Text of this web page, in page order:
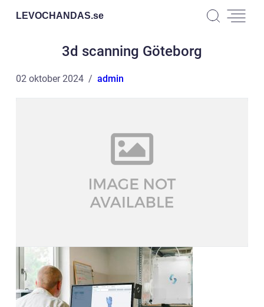
LEVOCHANDAS.se
3d scanning Göteborg
02 oktober 2024 admin